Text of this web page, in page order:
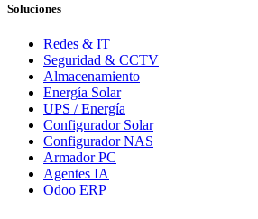
Soluciones
Redes & IT
Seguridad & CCTV
Almacenamiento
Energía Solar
UPS / Energía
Configurador Solar
Configurador NAS
Armador PC
Agentes IA
Odoo ERP